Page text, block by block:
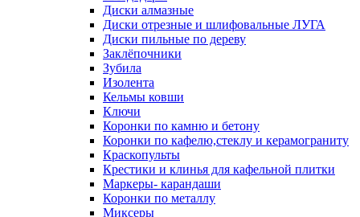
Диски алмазные
Диски отрезные и шлифовальные ЛУГА
Диски пильные по дереву
Заклёпочники
Зубила
Изолента
Кельмы ковши
Ключи
Коронки по камню и бетону
Коронки по кафелю,стеклу и керамограниту
Краскопульты
Крестики и клинья для кафельной плитки
Маркеры- карандаши
Коронки по металлу
Миксеры